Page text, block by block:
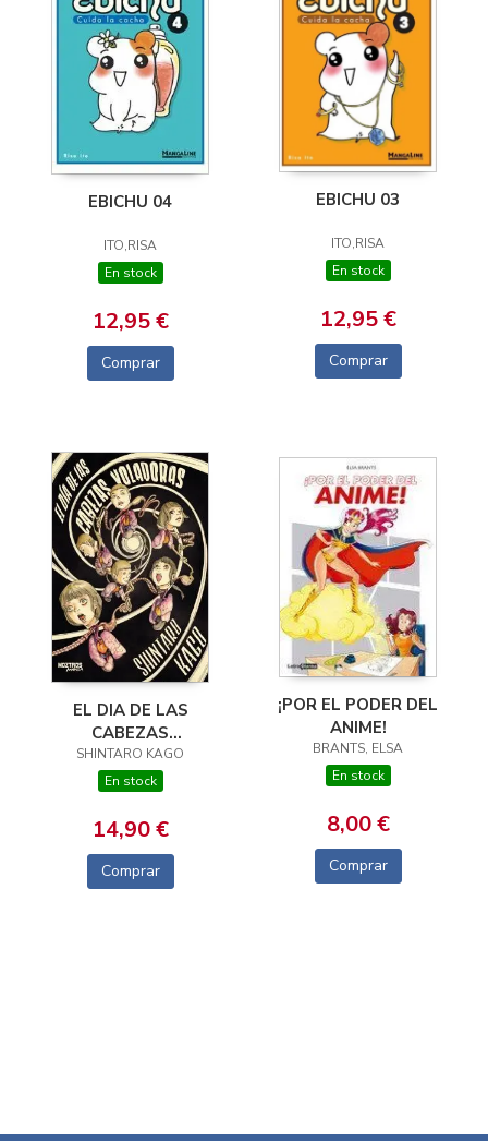
EBICHU 04
ITO,RISA
En stock
12,95 €
Comprar
EBICHU 03
ITO,RISA
En stock
12,95 €
Comprar
EL DIA DE LAS
CABEZAS
VOLADORAS
SHINTARO KAGO
En stock
14,90 €
Comprar
¡POR EL PODER DEL
ANIME!
BRANTS, ELSA
En stock
8,00 €
Comprar